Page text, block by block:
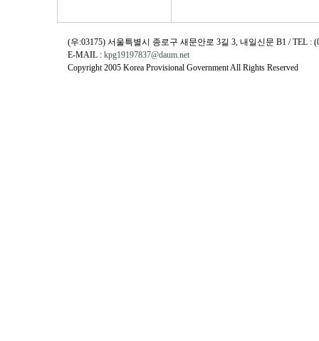
(우:03175) 서울특별시 종로구 새문안로 3길 3, 내일신문 B1 / TEL :
E-MAIL : kpg19197837@daum.net
Copyright 2005 Korea Provisional Government All Rights Reserved